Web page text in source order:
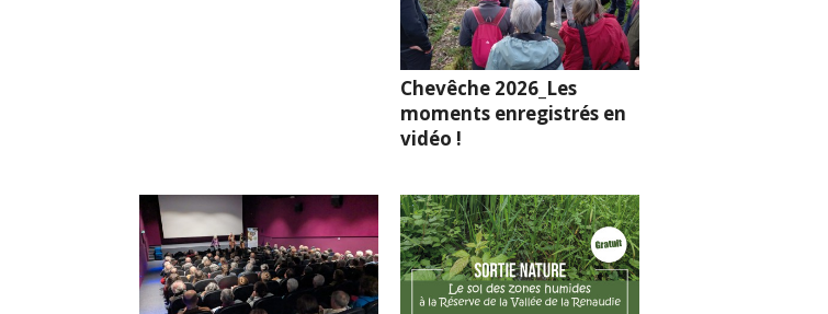
Chevêche 2026_Les
moments enregistrés en
vidéo !